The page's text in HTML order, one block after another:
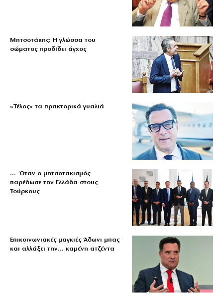
Μητσοτάκης: Η γλώσσα του
σώματος προδίδει άγχος
«Τέλος» τα πρακτορικά γυαλιά
… Όταν ο μητσοτακισμός
παρέδωσε την Ελλάδα στους
Τούρκους
Επικοινωνιακές μαγκιές Άδωνι μπας
και αλλάξει την… καμένη ατζέντα